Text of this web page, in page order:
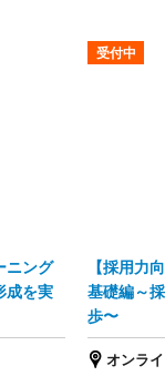
ニング
成を実
受付中
【採用力
基礎編～
歩〜
オンラ